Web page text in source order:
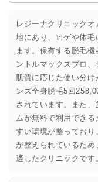
レジーナクリニック
地にあり、ヒゲや体
ます。保有する脱毛
ントルマックスプロ
肌質に応じた使い分
ンズ全身脱毛5回
されています。また
ムが無料で利用でき
すい環境が整っており
が整えられているた
適したクリニックです